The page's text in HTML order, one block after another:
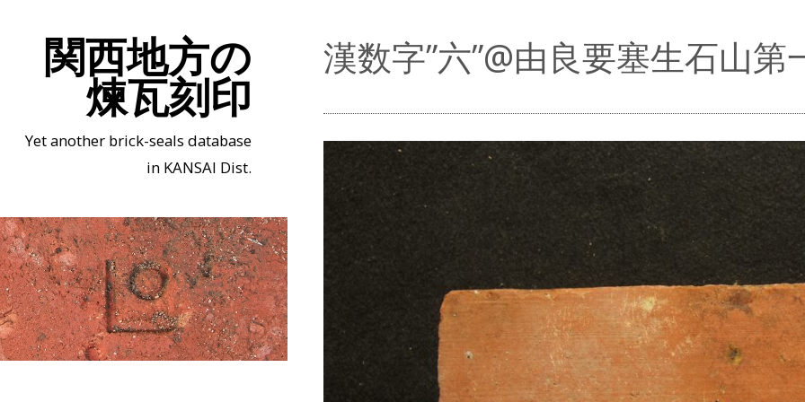
関西地方の
煉瓦刻印
Yet another brick-seals database
in KANSAI Dist.
漢数字”六”@由良要塞生石山第